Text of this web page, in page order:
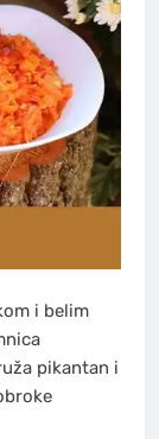
i belim
pikantan i